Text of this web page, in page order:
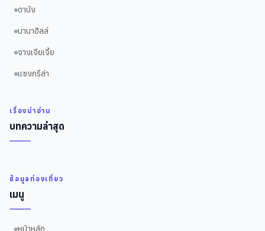
ดานัง
บานาฮิลล์
จางเจียเจี้ย
แซงกรีล่า
เรื่องน่าอ่าน
บทความล่าสุด
ข้อมูลท่องเที่ยว
เมนู
หน้าหลัก